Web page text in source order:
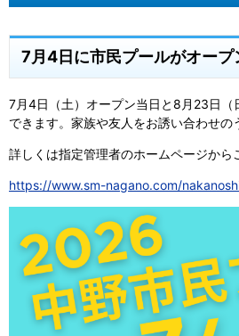
7月4日に市民プールがオープ
7月4日（土）オープン当日と8月23日（
できます。家族や友人をお誘い合わせの
詳しくは指定管理者のホームページから
https://www.sm-nagano.com/